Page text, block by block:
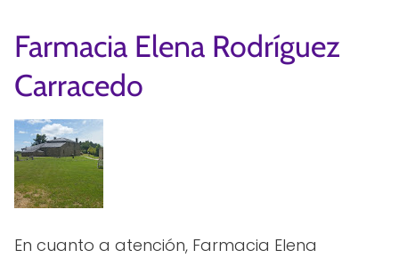
Farmacia Elena Rodríguez
Carracedo
En cuanto a atención, Farmacia Elena